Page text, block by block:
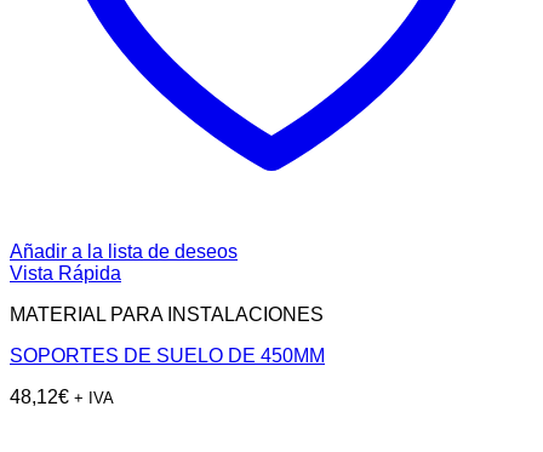
Añadir a la lista de deseos
Vista Rápida
MATERIAL PARA INSTALACIONES
SOPORTES DE SUELO DE 450MM
48,12€ + IVA